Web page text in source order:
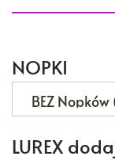
NOPKI
LUREX